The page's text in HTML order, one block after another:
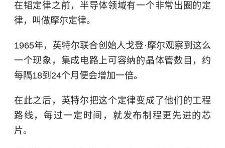
在韬定律之前，半导体领域有一个非常出圈的定
律，叫做摩尔定律。
1965年，英特尔联合创始人戈登·摩尔观察到这么
一个现象，集成电路上可容纳的晶体管数目，约
每隔18到24个月便会增加一倍。
在此之后，英特尔把这个定律变成了他们的工程
路线，每过一定时间，就发布制程更先进的芯
片。